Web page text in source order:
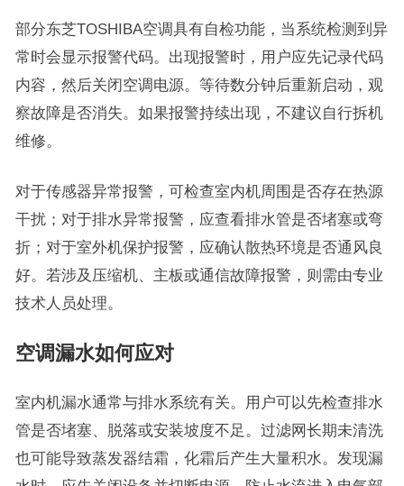
部分东芝TOSHIBA空调具有自检功能，当系统检测到异
常时会显示报警代码。出现报警时，用户应先记录代码
内容，然后关闭空调电源。等待数分钟后重新启动，观
察故障是否消失。如果报警持续出现，不建议自行拆机
维修。
对于传感器异常报警，可检查室内机周围是否存在热源
干扰；对于排水异常报警，应查看排水管是否堵塞或弯
折；对于室外机保护报警，应确认散热环境是否通风良
好。若涉及压缩机、主板或通信故障报警，则需由专业
技术人员处理。
空调漏水如何应对
室内机漏水通常与排水系统有关。用户可以先检查排水
管是否堵塞、脱落或安装坡度不足。过滤网长期未清洗
也可能导致蒸发器结霜，化霜后产生大量积水。发现漏